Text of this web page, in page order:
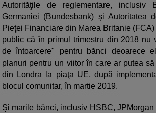
Autorităţile de reglementare, inclusiv
Germaniei (Bundesbank) şi Autoritatea
Pieţei Financiare din Marea Britanie
public că în primul trimestru din 2018 nu
de întoarcere" pentru bănci deoarece
planuri pentru un viitor în care ar putea
din Londra la piaţa UE, după
blocul comunitar, în martie 2019.
Şi marile bănci, inclusiv HSBC,